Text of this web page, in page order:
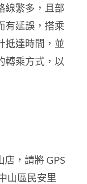
線繁多，且部
有延誤，搭乘
抵達時間，並
轉乘方式，以
店，請將 GPS
山區民安里